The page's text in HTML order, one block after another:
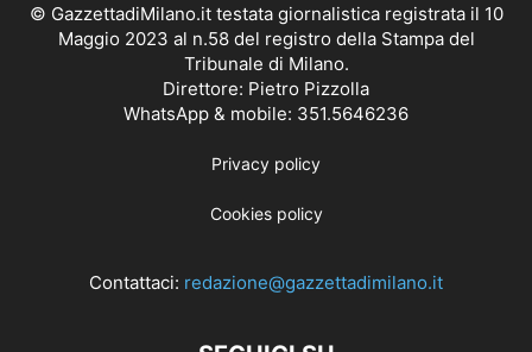
© GazzettadiMilano.it testata giornalistica registrata il 10
Maggio 2023 al n.58 del registro della Stampa del
Tribunale di Milano.
Direttore: Pietro Pizzolla
WhatsApp & mobile: 351.5646236
Privacy policy
Cookies policy
Contattaci: redazione@gazzettadimilano.it